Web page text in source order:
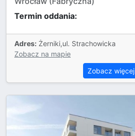
Termin oddania:
Adres: Żerniki,ul. Strachowicka
Zobacz na mapie
Zobacz więcej